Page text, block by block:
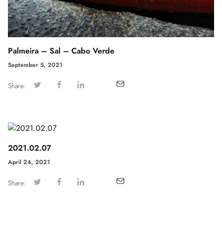
Palmeira – Sal – Cabo Verde
September 5, 2021
Share:
2021.02.07
April 24, 2021
Share: